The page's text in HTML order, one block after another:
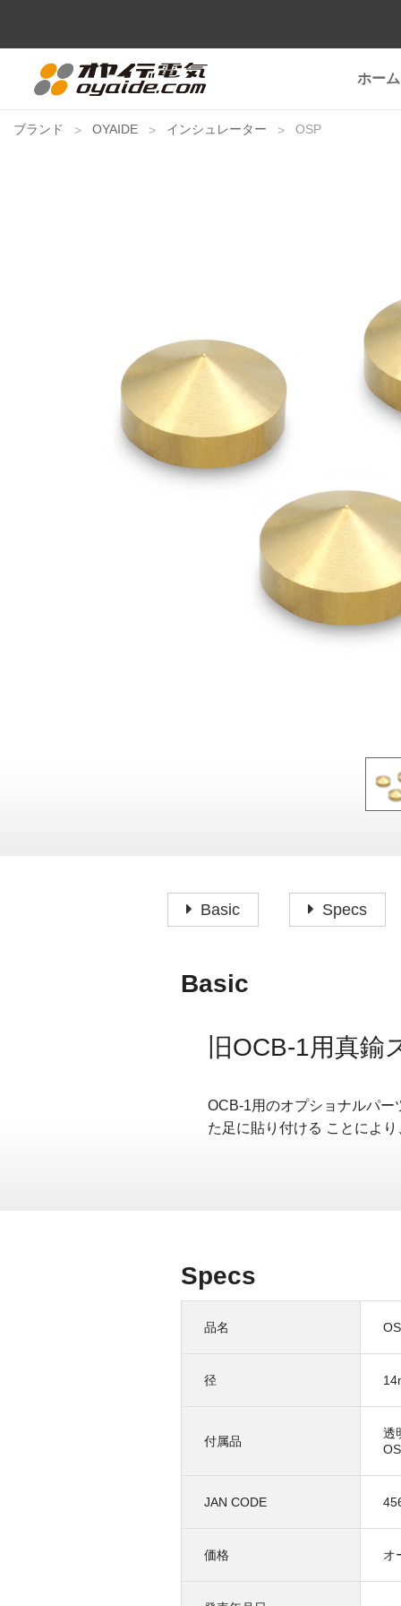
ホーム
ブランド OYAIDE インシュレーター OSP
Basic Specs
Basic
旧OCB-1用真鍮
OCB-1用のオプショナルパー
た足に貼り付ける ことによ
Specs
品名
径
付属品
透
JAN CODE
価格 オ